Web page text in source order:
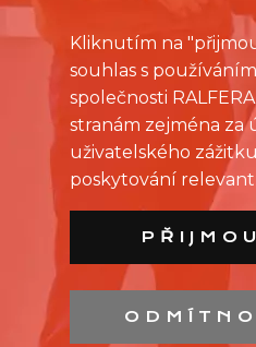
Kliknutím na
souhlas s
společnosti
stranám zejména za
uživatelského
poskytování